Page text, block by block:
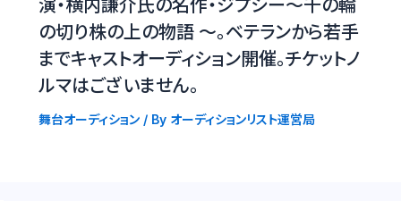
演・横内謙介氏の名作・ジプシー〜千の輪
の切り株の上の物語 〜。ベテランから若手
までキャストオーディション開催。チケットノ
ルマはございません。
舞台オーディション/ By オーディションリスト運営局